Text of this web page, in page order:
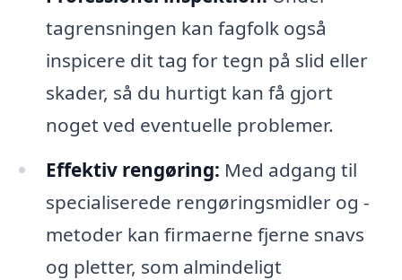
tagrensningen kan fagfolk også
inspicere dit tag for tegn på slid eller
skader, så du hurtigt kan få gjort
noget ved eventuelle problemer.
Effektiv rengøring: Med adgang til
specialiserede rengøringsmidler og -
metoder kan firmaerne fjerne snavs
og pletter, som almindeligt